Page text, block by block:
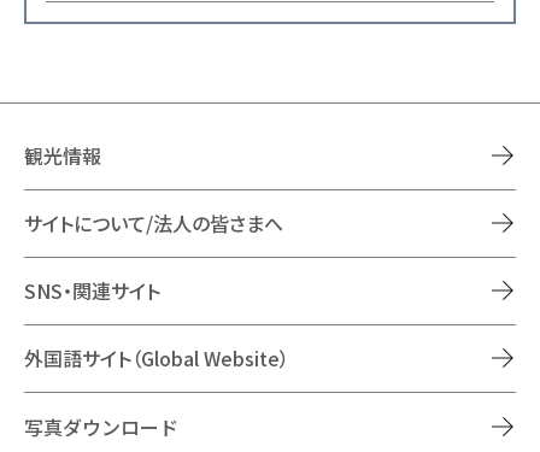
観光情報
サイトについて/法人の皆さまへ
SNS・関連サイト
外国語サイト（Global Website）
写真ダウンロード